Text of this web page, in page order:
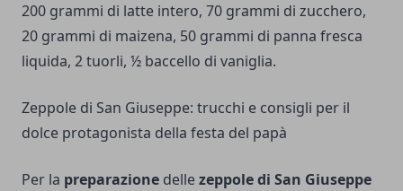
200 grammi di latte intero, 70 grammi di zucchero,
20 grammi di maizena, 50 grammi di panna fresca
liquida, 2 tuorli, ½ baccello di vaniglia.
Zeppole di San Giuseppe: trucchi e consigli per il
dolce protagonista della festa del papà
Per la preparazione dellezeppole di San Giuseppe